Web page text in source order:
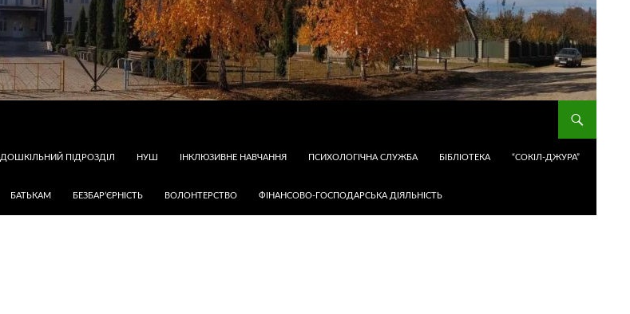
ДОШКІЛЬНИЙ ПІДРОЗДІЛ НУШ ІНКЛЮЗИВНЕ НАВЧАННЯ ПСИХОЛОГІЧНА СЛУЖБА БІБЛІОТЕКА “СОКІЛ-ДЖУРА”
БАТЬКАМ БЕЗБАР’ЄРНІСТЬ ВОЛОНТЕРСТВО ФІНАНСОВО-ГОСПОДАРСЬКА ДІЯЛЬНІСТЬ